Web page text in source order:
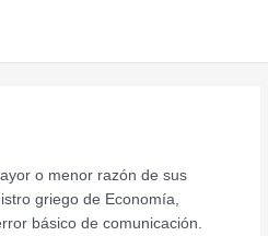
o menor razón de sus
griego de Economía,
básico de comunicación.